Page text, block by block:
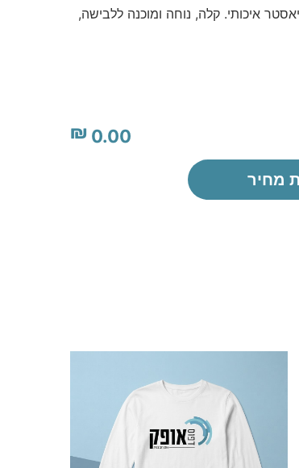
עם פתילים, עשויה מ־100% פוליאסטר איכותי. קלה, נוחה ומוכנה ללבישה,
₪ 0.00
מחיר